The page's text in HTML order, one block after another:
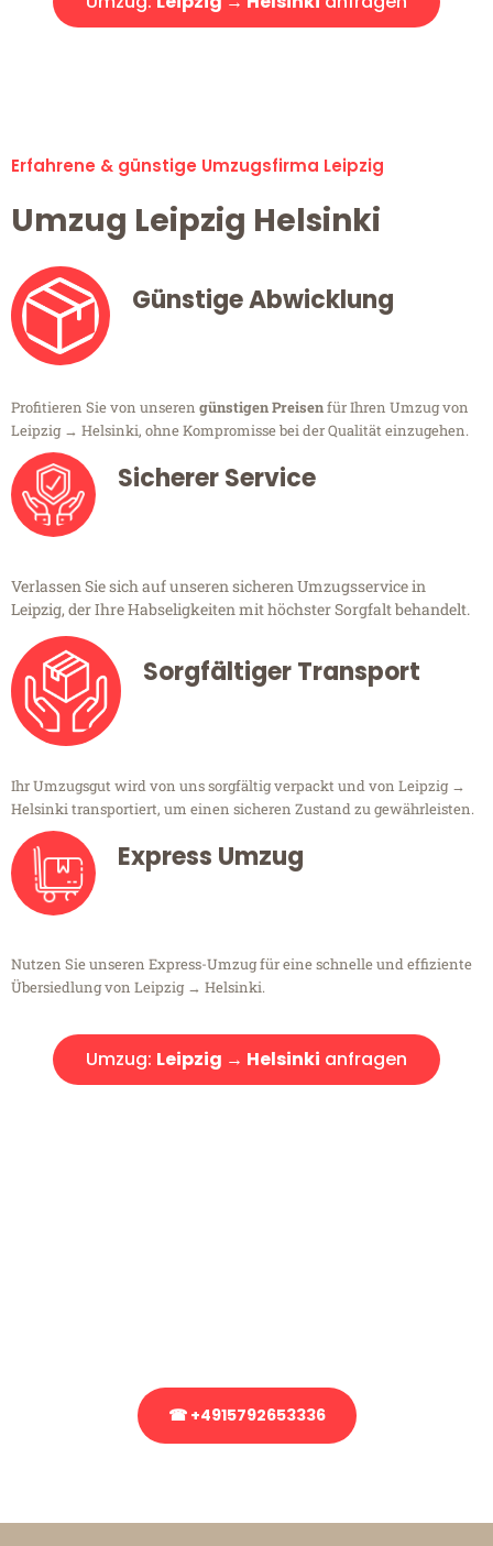
Erfahrene & günstige Umzugsfirma Leipzig
Umzug Leipzig Helsinki
Günstige Abwicklung
Profitieren Sie von unseren günstigen Preisenfür Ihren Umzug von
Leipzig → Helsinki, ohne Kompromisse bei der Qualität einzugehen.
Sicherer Service
Verlassen Sie sich auf unseren sicheren Umzugsservice in
Leipzig, der Ihre Habseligkeiten mit höchster Sorgfalt behandelt.
Sorgfältiger Transport
Ihr Umzugsgut wird von uns sorgfältig verpackt und von Leipzig →
Helsinki transportiert, um einen sicheren Zustand zu gewährleisten.
Express Umzug
Nutzen Sie unseren Express-Umzug für eine schnelle und effiziente
Übersiedlung von Leipzig → Helsinki.
Umzug: Leipzig → Helsinki anfragen
☎ +4915792653336